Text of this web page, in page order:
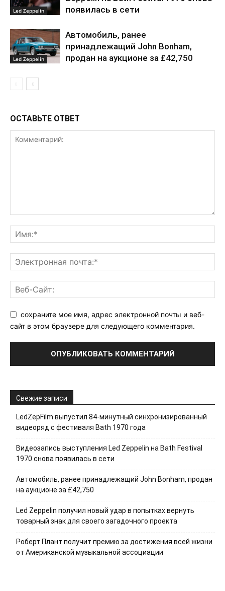
Led Zeppelin
появилась в сети
Led Zeppelin
Автомобиль, ранее
принадлежащий John Bonham,
продан на аукционе за £42,750
ОСТАВЬТЕ ОТВЕТ
сохраните мое имя, адрес электронной почты и веб-
сайт в этом браузере для следующего комментария.
Свежие записи
LedZepFilm выпустил 84-минутный синхронизированный
видеоряд с фестиваля Bath 1970 года
Видеозапись выступления Led Zeppelin на Bath Festival
1970 снова появилась в сети
Автомобиль, ранее принадлежащий John Bonham, продан
на аукционе за £42,750
Led Zeppelin получил новый удар в попытках вернуть
товарный знак для своего загадочного проекта
Роберт Плант получит премию за достижения всей жизни
от Американской музыкальной ассоциации